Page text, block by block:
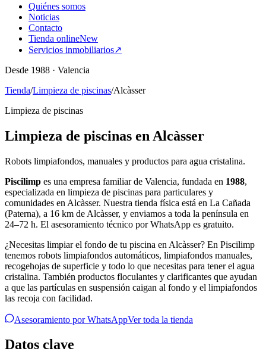
Quiénes somos
Noticias
Contacto
Tienda onlineNew
Servicios inmobiliarios↗
Desde 1988 · Valencia
Tienda/Limpieza de piscinas/Alcàsser
Limpieza de piscinas
Limpieza de piscinas en Alcàsser
Robots limpiafondos, manuales y productos para agua cristalina.
Piscilimp es una empresa familiar de Valencia, fundada en 1988,
especializada en limpieza de piscinas para particulares y
comunidades en Alcàsser. Nuestra tienda física está en La Cañada
(Paterna), a 16 km de Alcàsser, y enviamos a toda la península en
24–72 h. El asesoramiento técnico por WhatsApp es gratuito.
¿Necesitas limpiar el fondo de tu piscina en Alcàsser? En Piscilimp
tenemos robots limpiafondos automáticos, limpiafondos manuales,
recogehojas de superficie y todo lo que necesitas para tener el agua
cristalina. También productos floculantes y clarificantes que ayudan
a que las partículas en suspensión caigan al fondo y el limpiafondos
las recoja con facilidad.
Asesoramiento por WhatsAppVer toda la tienda
Datos clave